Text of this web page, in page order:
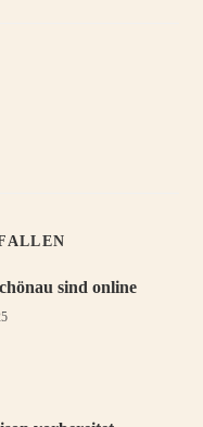
sind online